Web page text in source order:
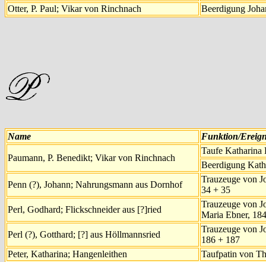
Otter, P. Paul; Vikar von Rinchnach
Beerdigung
Name Funktion/
Paumann, P. Benedikt; Vikar von Rinchnach
Taufe Katharina
Beerdigung
Penn (?), Johann; Nahrungsmann aus Dornhof
Trauzeuge von
34 + 35
Perl, Godhard; Flickschneider aus [?]ried
Trauzeuge von
Maria Ebner,
Perl (?), Gotthard; [?] aus Höllmannsried
Trauzeuge von
186 + 187
Peter, Katharina; Hangenleithen
Taufpatin von